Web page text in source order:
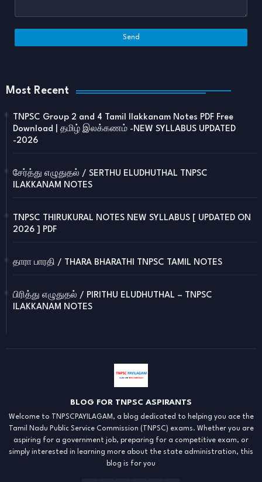
Most Recent
TNPSC Group 2 and 4 Tamil Ilakkanam Notes PDF Free
Download | தமிழ் இலக்கணம் -NEW SYLLABUS UPDATED
-2026
சேர்த்து எழுதுதல் / SERTHU ELUDHUTHAL TNPSC
ILAKKANAM NOTES
TNPSC THIRUKURAL NOTES NEW SYLLABUS [ UPDATED ON
2026 ] PDF
தாரா பாரதி / THARA BHARATHI TNPSC TAMIL NOTES
பிரித்து எழுதுதல் / PIRITHU ELUDHUTHAL – TNPSC
ILAKKANAM NOTES
BLOG FOR TNPSC ASPIRANTS
Welcome to TNPSCPAYILAGAM, a blog dedicated to helping you ace the
Tamil Nadu Public Service Commission (TNPSC) exams. Whether you are
aspiring for a government job, preparing for a competitive exam, or
simply interested in learning more about the state administration, this
blog is for you